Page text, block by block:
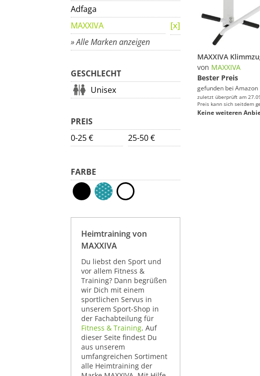
Adfaga
MAXXIVA
» Alle Marken anzeigen
GESCHLECHT
Unisex
PREIS
0-25 €
25-50 €
FARBE
Heimtraining von
MAXXIVA
Du liebst den Sport und
vor allem Fitness &
Training? Dann begrüßen
wir Dich mit einem
sportlichen Servus in
unserem Sport-Shop in
der Fachabteilung für
Fitness & Training. Auf
dieser Seite findest Du
aus unserem
umfangreichen Sortiment
alle Heimtraining der
von MAXXIVA
Bester Preis
gefunden bei Amazon
zuletzt überprüft am
Preis kann sich seitdem
Keine weiteren